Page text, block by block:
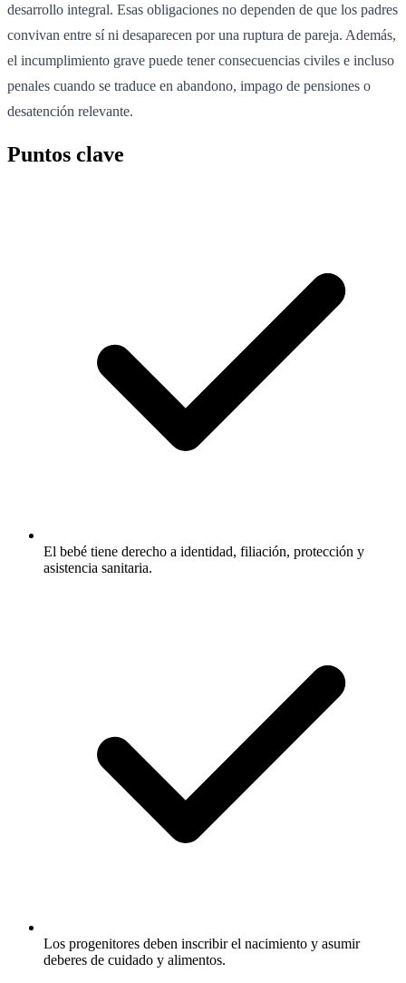
desarrollo integral. Esas obligaciones no dependen de que los padres
convivan entre sí ni desaparecen por una ruptura de pareja. Además,
el incumplimiento grave puede tener consecuencias civiles e incluso
penales cuando se traduce en abandono, impago de pensiones o
desatención relevante.
Puntos clave
El bebé tiene derecho a identidad, filiación, protección y
asistencia sanitaria.
Los progenitores deben inscribir el nacimiento y asumir
deberes de cuidado y alimentos.